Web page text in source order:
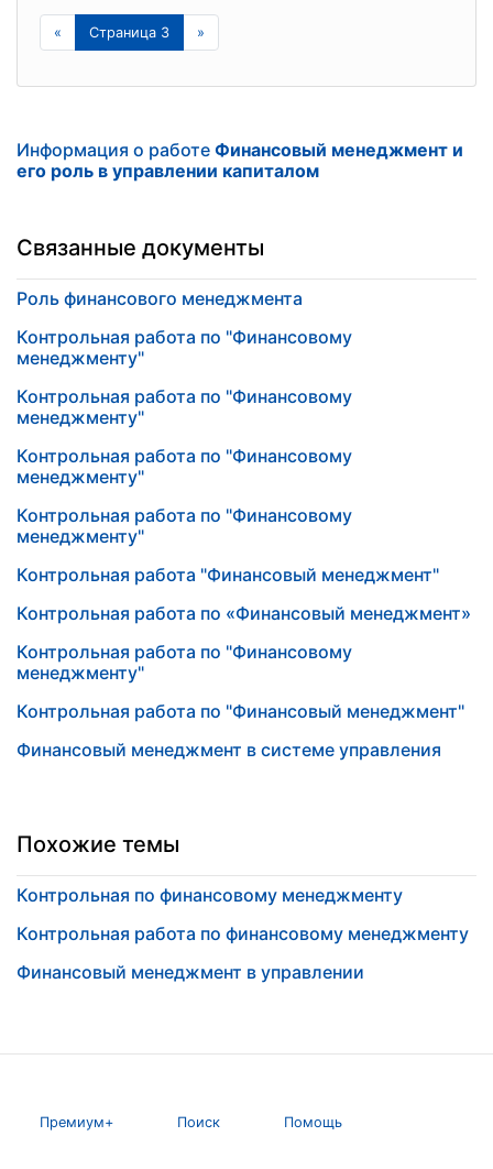
« Страница 3 »
Информация о работе Финансовый менеджмент и
его роль в управлении капиталом
Связанные документы
Роль финансового менеджмента
Контрольная работа по "Финансовому
менеджменту"
Контрольная работа по "Финансовому
менеджменту"
Контрольная работа по "Финансовому
менеджменту"
Контрольная работа по "Финансовому
менеджменту"
Контрольная работа "Финансовый менеджмент"
Контрольная работа по «Финансовый менеджмент»
Контрольная работа по "Финансовому
менеджменту"
Контрольная работа по "Финансовый менеджмент"
Финансовый менеджмент в системе управления
Похожие темы
Контрольная по финансовому менеджменту
Контрольная работа по финансовому менеджменту
Финансовый менеджмент в управлении
Премиум+ Поиск Помощь